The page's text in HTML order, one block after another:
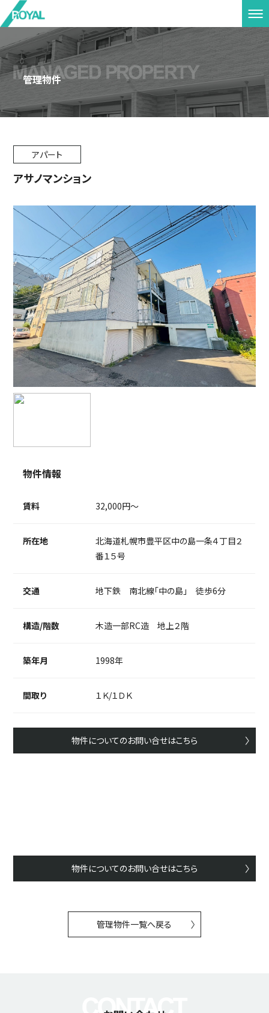
管理物件
アパート
アサノマンション
物件情報
賃料 32,000円～
所在地
北海道札幌市豊平区中の島一条４丁目２
番１５号
交通 地下鉄 南北線「中の島」 徒歩6分
構造/階数 木造一部RC造 地上２階
築年月 1998年
間取り １Ｋ/１ＤＫ
物件についてのお問い合せはこちら
物件についてのお問い合せはこちら
管理物件一覧へ戻る